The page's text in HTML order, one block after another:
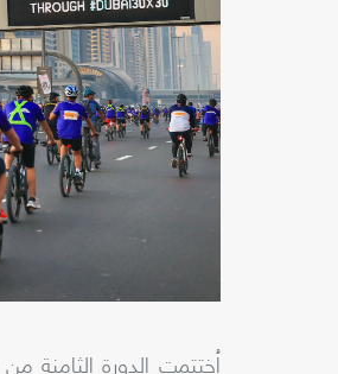
اُختتمت الدورة الثامنة